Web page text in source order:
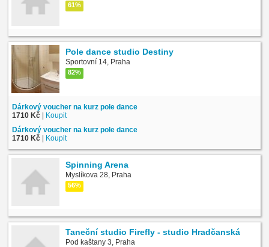
61%
Pole dance studio Destiny
Sportovní 14, Praha
82%
Dárkový voucher na kurz pole dance
1710 Kč | Koupit
Dárkový voucher na kurz pole dance
1710 Kč | Koupit
Spinning Arena
Myslíkova 28, Praha
56%
Taneční studio Firefly - studio Hradčanská
Pod kaštany 3, Praha